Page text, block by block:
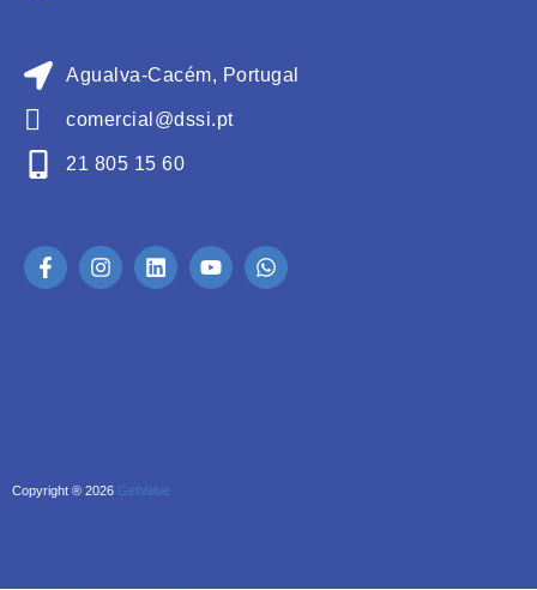
Agualva-Cacém, Portugal
comercial@dssi.pt
21 805 15 60
Copyright ® 2026 GetValue